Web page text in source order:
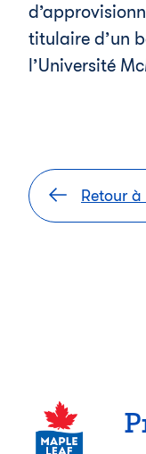
titulaire d’un
l’Université
Retour